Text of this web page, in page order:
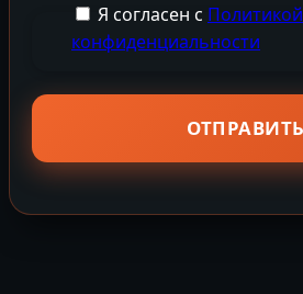
Я согласен с Политикой
конфиденциальности